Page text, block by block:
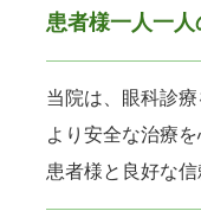
患者様一人一
当院は、眼科診療
より安全な治療を
患者様と良好な